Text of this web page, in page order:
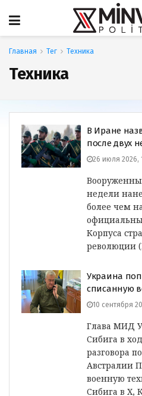
Главная Тег Техника
Техника
В Иране
после двух
26 июля 2026,
недели
более чем
Корпуса
революции
Украина
списанную
10 сентября
Глава МИД
Сибига в
разговора
Австралии
военную
Сибига в Х,